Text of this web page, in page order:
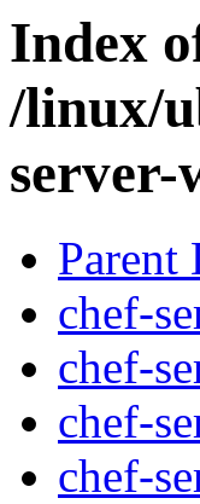
Index
/linux/
server-
Parent
chef-
chef-
chef-
chef-